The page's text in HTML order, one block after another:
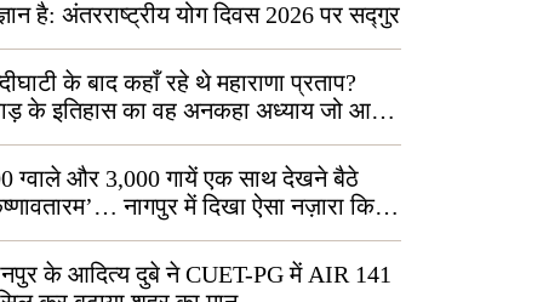
है: अंतरराष्ट्रीय योग दिवस 2026 पर सद्गुर
के बाद कहाँ रहे थे महाराणा प्रताप?
के इतिहास का वह अनकहा अध्याय जो आज
में जीवित है
ग्वाले और 3,000 गायें एक साथ देखने बैठे
नागपुर में दिखा ऐसा नज़ारा कि
बोले, “ऐसा तो सिर्फ़ कृष्ण ही कर सकते हैं”
के आदित्य दुबे ने CUET-PG में AIR 141